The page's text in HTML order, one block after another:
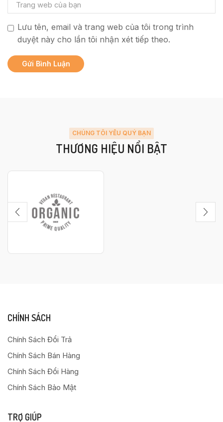
Lưu tên, email và trang web của tôi trong trình
duyệt này cho lần tôi nhận xét tiếp theo.
CHÚNG TÔI YÊU QUÝ BẠN
THƯƠNG HIỆU NỔI BẬT
CHÍNH SÁCH
Chính Sách Đổi Trả
Chính Sách Bán Hàng
Chính Sách Đổi Hàng
Chính Sách Bảo Mật
TRỢ GIÚP